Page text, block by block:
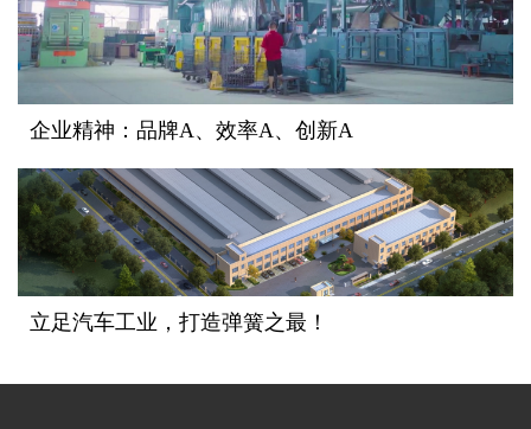
企业精神：品牌A、效率A、创新A
立足汽车工业，打造弹簧之最！